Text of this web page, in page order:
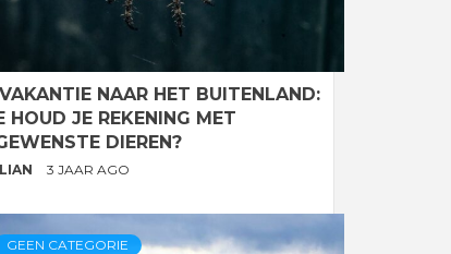
NAAR HET BUITENLAND:
HOUD JE REKENING MET
DIEREN?
3 JAAR AGO
GEEN CATEGORIE